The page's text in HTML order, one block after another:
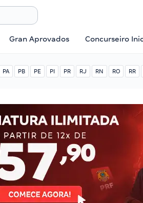
Gran Aprovados Concurseiro
PA PB PE PI PR RJ RN RO RR